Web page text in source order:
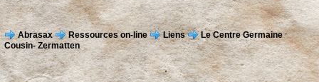
Abrasax Ressources on-line Liens
Le Centre Germaine
Cousin- Zermatten